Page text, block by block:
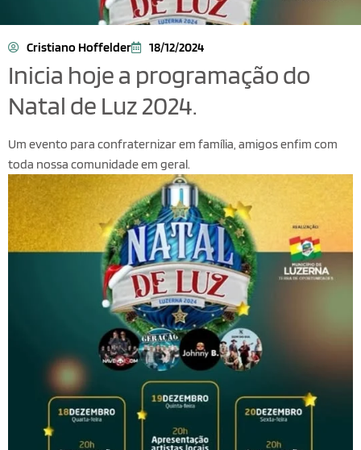
Cristiano Hoffelder 18/12/2024
Inicia hoje a programação do
Natal de Luz 2024.
Um evento para confraternizar em família, amigos enfim com
toda nossa comunidade em geral.